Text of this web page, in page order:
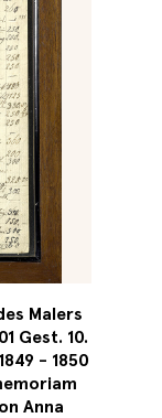
Malers
Gest. 10.
- 1850
Anna